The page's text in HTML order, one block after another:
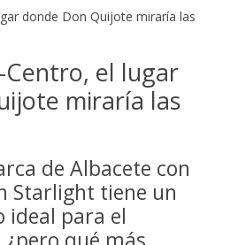
donde Don Quijote miraría las
Centro, el lugar
miraría las
de Albacete con
Starlight tiene un
ideal para el